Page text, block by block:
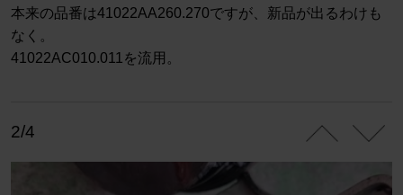
本来の品番は41022AA260.270ですが、新品が出るわけも
なく。
41022AC010.011を流用。
2/4